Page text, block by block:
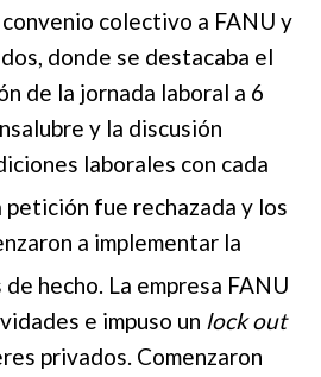
colectivo a FANU y
donde se destacaba el
de la jornada laboral a 6
y la discusión
laborales con cada
petición fue rechazada y los
a implementar la
hecho. La empresa FANU
e impuso un lock out
privados. Comenzaron